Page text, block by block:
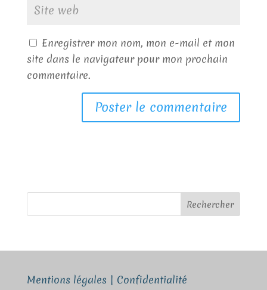
Enregistrer mon nom, mon e-mail et mon
site dans le navigateur pour mon prochain
commentaire.
r
v
Rechercher
Mentions légales | Confidentialité